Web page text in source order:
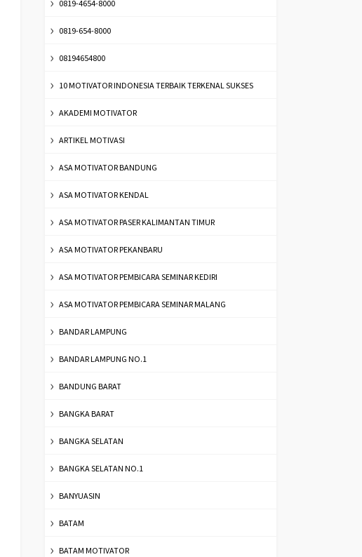
0819-4654-8000
0819-654-8000
08194654800
10 MOTIVATOR INDONESIA TERBAIK TERKENAL SUKSES
AKADEMI MOTIVATOR
ARTIKEL MOTIVASI
ASA MOTIVATOR BANDUNG
ASA MOTIVATOR KENDAL
ASA MOTIVATOR PASER KALIMANTAN TIMUR
ASA MOTIVATOR PEKANBARU
ASA MOTIVATOR PEMBICARA SEMINAR KEDIRI
ASA MOTIVATOR PEMBICARA SEMINAR MALANG
BANDAR LAMPUNG
BANDAR LAMPUNG NO.1
BANDUNG BARAT
BANGKA BARAT
BANGKA SELATAN
BANGKA SELATAN NO.1
BANYUASIN
BATAM
BATAM MOTIVATOR